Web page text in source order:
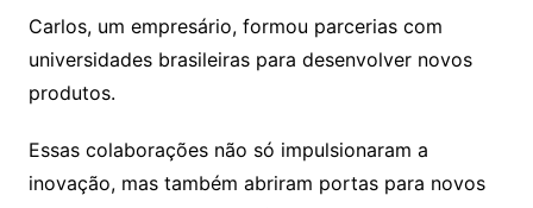
Carlos, um empresário, formou parcerias com
universidades brasileiras para desenvolver novos
produtos.
Essas colaborações não só impulsionaram a
inovação, mas também abriram portas para novos